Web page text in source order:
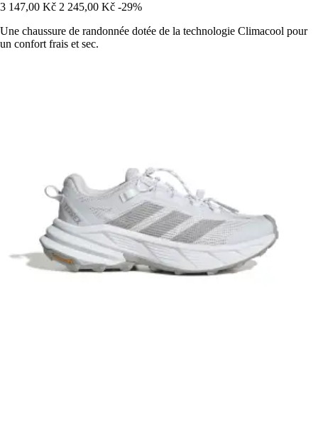
3 147,00 Kč 2 245,00 Kč -29%
Une chaussure de randonnée dotée de la technologie Climacool pour
un confort frais et sec.